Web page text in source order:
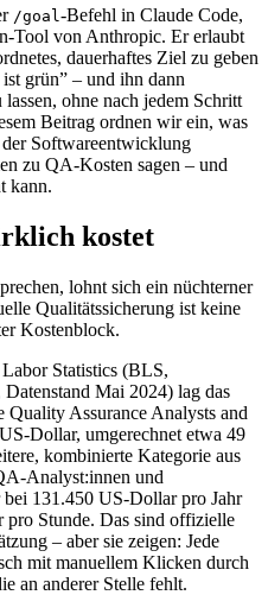
/goal -Befehl in Claude Code,
Tool von Anthropic. Er erlaubt
dauerhaftes Ziel zu geben
grün” – und ihn dann
ohne nach jedem Schritt
Beitrag ordnen wir ein, was
Softwareentwicklung
zu QA-Kosten sagen – und
kann.
kostet
lohnt sich ein nüchterner
Qualitätssicherung ist keine
Kostenblock.
Statistics (BLS,
Mai 2024) lag das
Quality Assurance Analysts and
Dollar, umgerechnet etwa 49
kombinierte Kategorie aus
Analyst:innen und
131.450 US-Dollar pro Jahr
pro Stunde. Das sind offizielle
– aber sie zeigen: Jede
mit manuellem Klicken durch
an anderer Stelle fehlt.